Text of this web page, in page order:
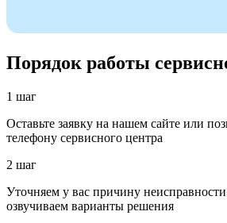
Порядок работы
1 шаг
Оставьте заявку на нашем сайте или
телефону сервисного центра
2 шаг
Уточняем у вас причину неисправности
озвучиваем варианты решения